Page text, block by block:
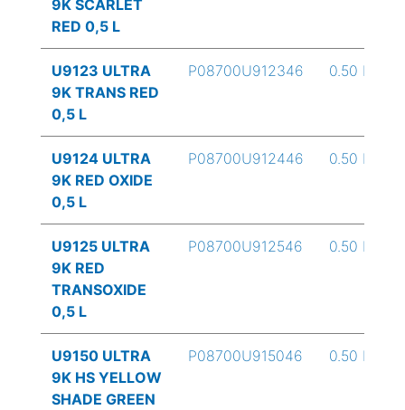
9K SCARLET
RED 0,5 L
U9123 ULTRA
9K TRANS RED
0,5 L
P08700U912346 0.50 L
U9124 ULTRA
9K RED OXIDE
0,5 L
P08700U912446 0.50 L
U9125 ULTRA
9K RED
TRANSOXIDE
0,5 L
P08700U912546 0.50 L
U9150 ULTRA
9K HS YELLOW
SHADE GREEN
P08700U915046 0.50 L